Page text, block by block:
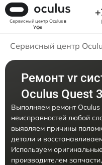
Сервисный центр Oculusв
Уфе
Сервисный центр
Ремонт vr
Oculus Quest
Выполняем ремонт
неисправностей любой
выявляем причины
детали и
Используем
производителем